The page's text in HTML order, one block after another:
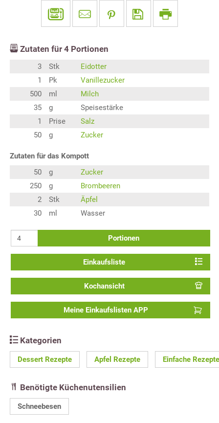
Zutaten für 4 Portionen
3 Stk
Eidotter
1
Pk
Vanillezucker
500
ml
Milch
35
g
Speisestärke
1
Prise
Salz
50
g Zucker
Zutaten für das Kompott
50
g
Zucker
250
g
Brombeeren
2
Stk
Äpfel
30
ml Wasser
Portionen
Einkaufsliste
Kochansicht
Meine Einkaufslisten APP
Kategorien
Dessert Rezepte Apfel Rezepte Einfache Rezepte
Benötigte Küchenutensilien
Schneebesen